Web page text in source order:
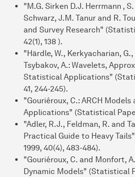
"M.G. Sirken D.J. Herrmann ,
Schwarz, J.M. Tanur and R.
and Survey Research"
42(1), 138 ).
"Härdle, W., Kerkyacharian,
Tsybakov, A.: Wavelets,
Statistical Applications"
41, 244-245).
"Gouriéroux, C.: ARCH Models
Applications" (Statistical
"Adler, R.J., Feldman, R. and
Practical Guide to Heavy
1999, 40(4), 483-484).
"Gouriéroux, C. and Monfort,
Dynamic Models" (Statistical